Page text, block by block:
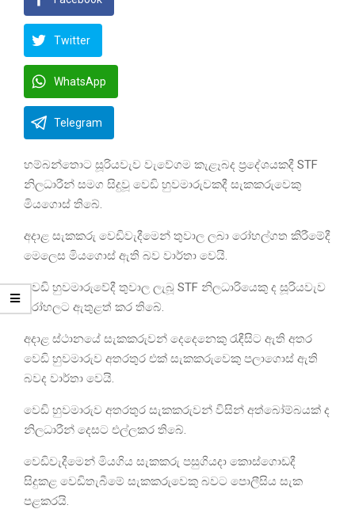
Twitter
WhatsApp
Telegram
හම්බන්තොට සූරියවැව වැවේගම කැළෑබද ප්‍රදේශයකදී STF
නිලධාරීන් සමග සිදුවූ වෙඩි හුවමාරුවකදී සැකකරුවෙකු
මියගොස් තිබේ.
අදාළ සැකකරු වෙඩිවැදීමෙන් තුවාල ලබා රෝහල්ගත කිරීමේදී
මෙලෙස මියගොස් ඇති බව වාර්තා වෙයි.
වෙඩි හුවමාරුවේදී තුවාල ලැබූ STF නිලධාරියෙකු ද සූරියවැව
රෝහලට ඇතුළත් කර තිබේ.
අදාළ ස්ථානයේ සැකකරුවන් දෙදෙනෙකු රැඳීසිට ඇති අතර
වෙඩි හුවමාරුව අතරතුර එක් සැකකරුවෙකු පලාගොස් ඇති
බවද වාර්තා වෙයි.
වෙඩි හුවමාරුව අතරතුර සැකකරුවන් විසින් අත්බෝම්බයක් ද
නිලධාරීන් දෙසට එල්ලකර තිබේ.
වෙඩිවැදීමෙන් මියගිය සැකකරු පසුගියදා කොස්ගොඩදී
සිදුකළ වෙඩිතැබීමේ සැකකරුවෙකු බවට පොලීසිය සැක
පළකරයි.